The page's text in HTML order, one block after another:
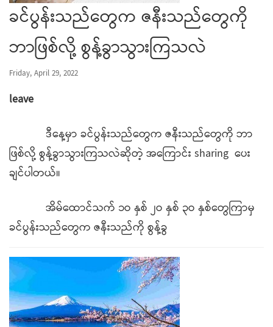
ခင်ပွန်းသည်တွေက ဇနီးသည်တွေကို
ဘာဖြစ်လို့ စွန့်ခွာသွားကြသလဲ
Friday, April 29, 2022
leave
ဒီနေ့မှာ ခင်ပွန်းသည်တွေက ဇနီးသည်တွေကို ဘာ
ဖြစ်လို့ စွန့်ခွာသွားကြသလဲဆိုတဲ့ အကြောင်း sharing ပေး
ချင်ပါတယ်။
အိမ်ထောင်သက် ၁ဝ နှစ် ၂ဝ နှစ် ၃ဝ နှစ်တွေကြာမှ
ခင်ပွန်းသည်တွေက ဇနီးသည်ကို စွန့်ခွ